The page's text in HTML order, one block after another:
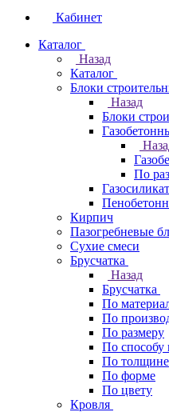
Кабинет
Каталог
Назад
Каталог
Блоки
Назад
Блоки
По
Кирпич
Пазогребневые
Сухие смеси
Брусчатка
Назад
Брусчатка
По
По
По размеру
По способу
По толщине
По форме
По цвету
Кровля